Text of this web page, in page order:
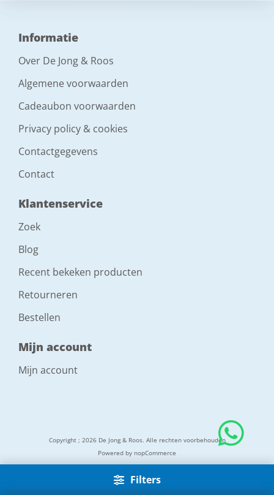
Filters
Informatie
Over De Jong & Roos
Algemene voorwaarden
Cadeaubon voorwaarden
Privacy policy & cookies
Contactgegevens
Contact
Klantenservice
Zoek
Blog
Recent bekeken producten
Retourneren
Bestellen
Mijn account
Mijn account
Copyright ; 2026 De Jong & Roos. Alle rechten voorbehouden
Powered by nopCommerce